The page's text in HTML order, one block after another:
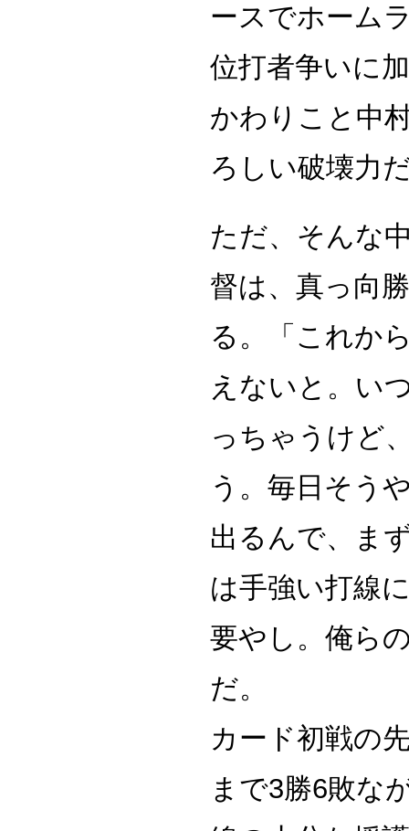
ースでホーム
位打者争いに
かわりこと中
ろしい破壊力
ただ、そんな
督は、真っ向
る。「これか
えないと。い
っちゃうけど
う。毎日そう
出るんで、ま
は手強い打線
要やし。俺ら
だ。
カード初戦の
まで3勝6敗な